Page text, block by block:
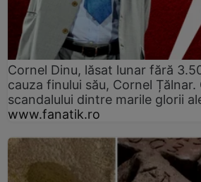
Cornel Dinu, lăsat lunar fără
cauza finului său, Cornel
scandalului dintre marile glorii
www.fanatik.ro